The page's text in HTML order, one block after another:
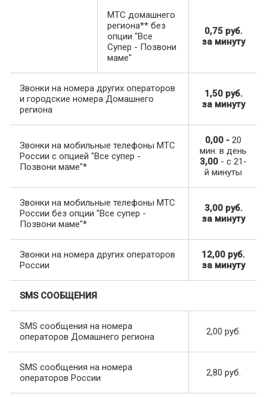
МТС домашнего
региона** без
опции "Все
Супер - Позвони
маме"
0,75 руб.
за минуту
Звонки на номера других операторов
и городские номера Домашнего
региона
1,50 руб.
за минуту
Звонки на мобильные телефоны МТС
России с опцией "Все супер -
Позвони маме"*
0,00 - 20
мин. в день
3,00 - с 21-
й минуты
Звонки на мобильные телефоны МТС
России без опции "Все супер -
Позвони маме"*
3,00 руб.
за минуту
Звонки на номера других операторов
России
12,00 руб.
за минуту
SMS СООБЩЕНИЯ
SMS сообщения на номера
операторов Домашнего региона
2,00 руб.
SMS сообщения на номера
операторов России
2,80 руб.